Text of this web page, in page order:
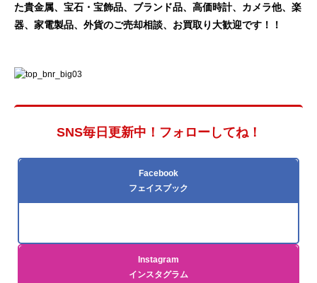
た貴金属、宝石・宝飾品、ブランド品、高価時計、カメラ他、楽
器、家電製品、外貨のご売却相談、お買取り大歓迎です！！
SNS毎日更新中！フォローしてね！
Facebook
フェイスブック
Instagram
インスタグラム